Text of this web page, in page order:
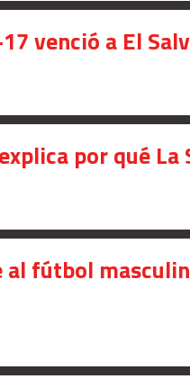
venció a El
por qué
al fútbol